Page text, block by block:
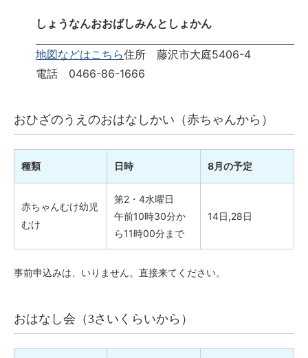
しょうなんおおばしみんとしょかん
地図などはこちら住所 藤沢市大庭5406-4
電話 0466-86-1666
おひざのうえのおはなしかい（赤ちゃんから）
種類 日時 8月の予定
赤ちゃんむけ幼児
むけ
第2・4水曜日
午前10時30分か
ら11時00分まで
14日,28日
事前申込みは、いりません。直接来てください。
おはなし会（3さいくらいから）